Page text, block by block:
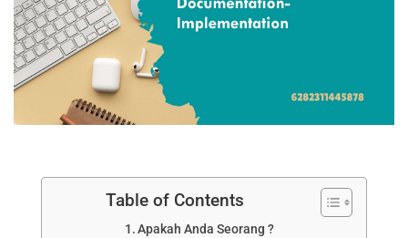
Table of Contents
Apakah Anda Seorang ?